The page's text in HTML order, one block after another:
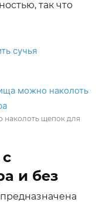
так что
наколоть щепок для
и без